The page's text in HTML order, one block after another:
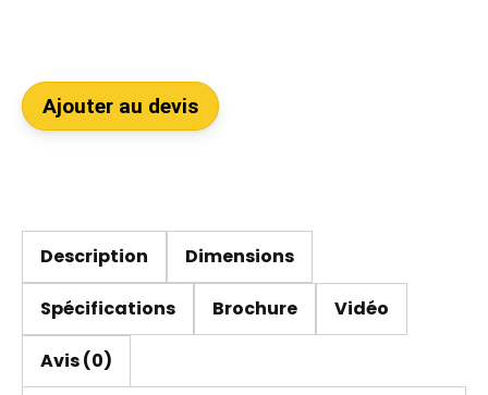
Ajouter au devis
Description Dimensions
Spécifications Brochure Vidéo
Avis (0)